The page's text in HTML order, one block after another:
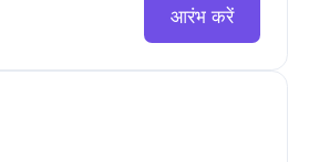
आरंभ करें